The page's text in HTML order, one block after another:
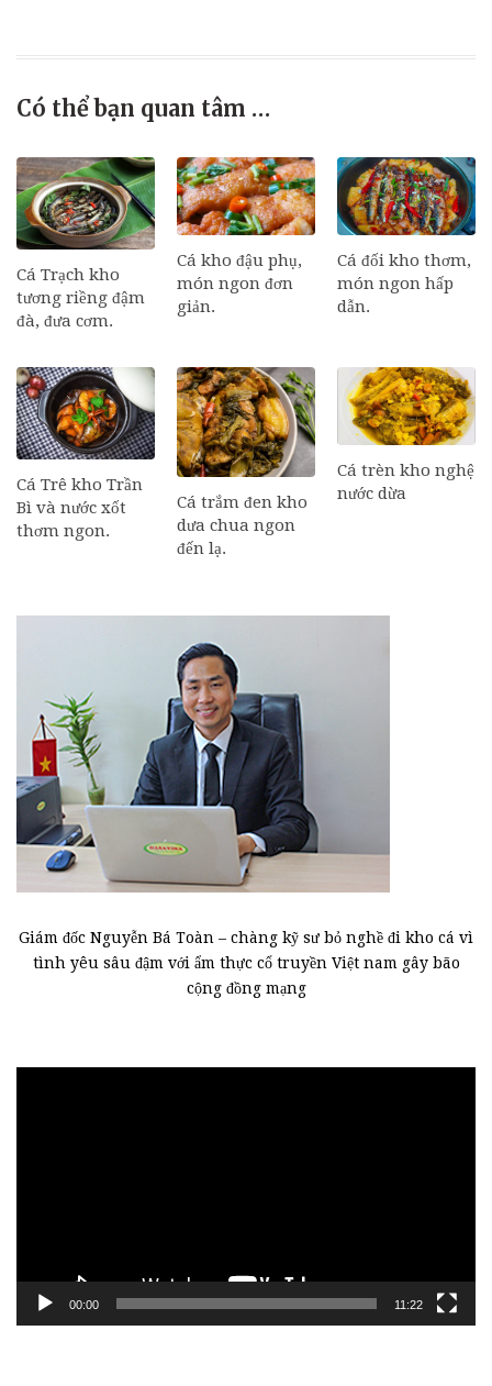
Có thể bạn quan tâm …
Cá Trạch kho
tương riềng đậm
đà, đưa cơm.
Cá kho đậu phụ,
món ngon đơn
giản.
Cá đối kho thơm,
món ngon hấp
dẫn.
Cá Trê kho Trần
Bì và nước xốt
thơm ngon.
Cá trắm đen kho
dưa chua ngon
đến lạ.
Cá trèn kho nghệ
nước dừa
Giám đốc Nguyễn Bá Toàn – chàng kỹ sư bỏ nghề đi kho cá vì
tình yêu sâu đậm với ẩm thực cổ truyền Việt nam gây bão
cộng đồng mạng
00:00 11:22